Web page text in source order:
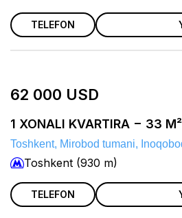
TELEFON
62 000 USD
1 XONALI KVARTIRA − 33
Toshkent, Mirobod tumani,
Toshkent (930 m)
TELEFON